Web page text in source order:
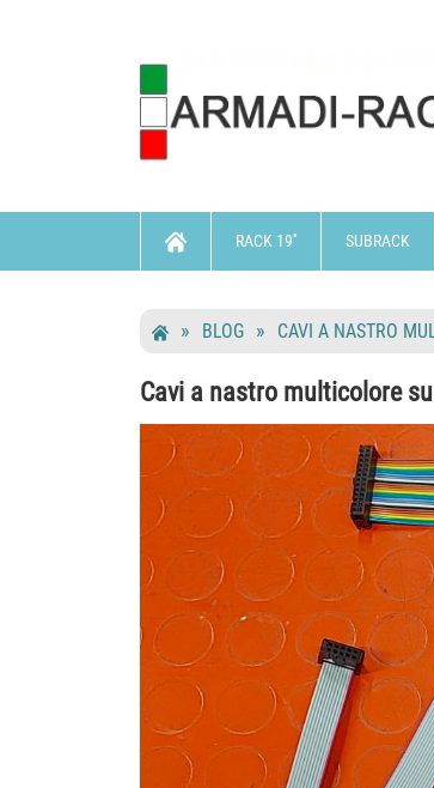
RACK 19'' SUBRACK
BLOG CAVI A NASTRO
Cavi a nastro multicolore